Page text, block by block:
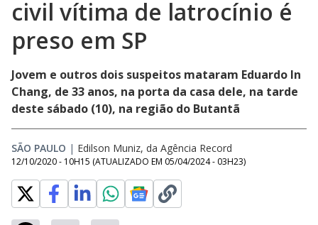
civil vítima de latrocínio é
preso em SP
Jovem e outros dois suspeitos mataram Eduardo In
Chang, de 33 anos, na porta da casa dele, na tarde
deste sábado (10), na região do Butantã
SÃO PAULO | Edilson Muniz, da Agência Record
12/10/2020 - 10H15 (ATUALIZADO EM 05/04/2024 - 03H23)